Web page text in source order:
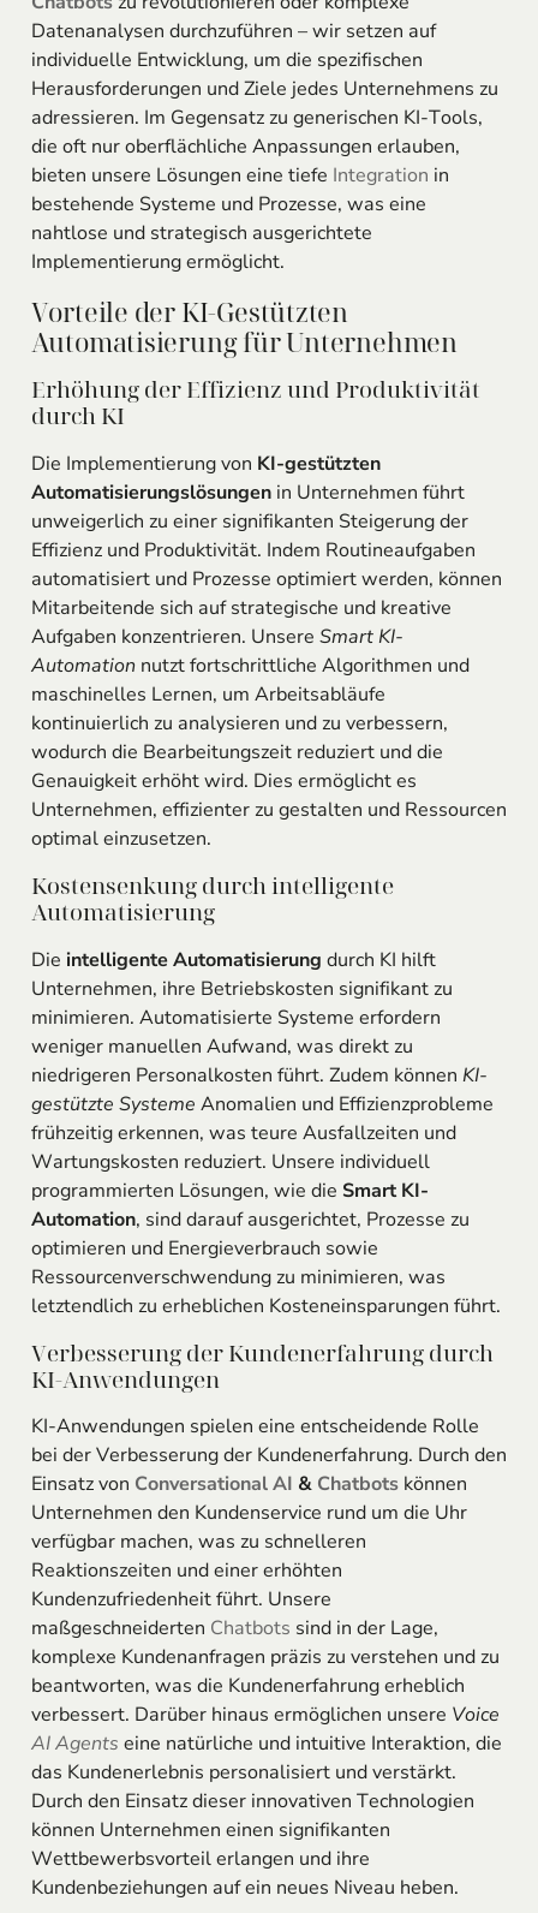
Datenanalysen durchzuführen – wir setzen auf
individuelle Entwicklung, um die spezifischen
Herausforderungen und Ziele jedes Unternehmens zu
adressieren. Im Gegensatz zu generischen KI-Tools,
die oft nur oberflächliche Anpassungen erlauben,
bieten unsere Lösungen eine tiefe Integration in
bestehende Systeme und Prozesse, was eine
nahtlose und strategisch ausgerichtete
Implementierung ermöglicht.
Vorteile der KI-Gestützten
Automatisierung für Unternehmen
Erhöhung der Effizienz und Produktivität
durch KI
Die Implementierung von KI-gestützten
Automatisierungslösungenin Unternehmen führt
unweigerlich zu einer signifikanten Steigerung der
Effizienz und Produktivität. Indem Routineaufgaben
automatisiert und Prozesse optimiert werden, können
Mitarbeitende sich auf strategische und kreative
Aufgaben konzentrieren. Unsere Smart KI-
Automationnutzt fortschrittliche Algorithmen und
maschinelles Lernen, um Arbeitsabläufe
kontinuierlich zu analysieren und zu verbessern,
wodurch die Bearbeitungszeit reduziert und die
Genauigkeit erhöht wird. Dies ermöglicht es
Unternehmen, effizienter zu gestalten und Ressourcen
optimal einzusetzen.
Kostensenkung durch intelligente
Automatisierung
Die intelligente Automatisierung durch KI hilft
Unternehmen, ihre Betriebskosten signifikant zu
minimieren. Automatisierte Systeme erfordern
weniger manuellen Aufwand, was direkt zu
niedrigeren Personalkosten führt. Zudem können KI-
gestützte Systeme Anomalien und Effizienzprobleme
frühzeitig erkennen, was teure Ausfallzeiten und
Wartungskosten reduziert. Unsere individuell
programmierten Lösungen, wie die Smart KI-
Automation, sind darauf ausgerichtet, Prozesse zu
optimieren und Energieverbrauch sowie
Ressourcenverschwendung zu minimieren, was
letztendlich zu erheblichen Kosteneinsparungen führt.
Verbesserung der Kundenerfahrung durch
KI-Anwendungen
KI-Anwendungen spielen eine entscheidende Rolle
bei der Verbesserung der Kundenerfahrung. Durch den
Einsatz von Conversational AI & Chatbotskönnen
Unternehmen den Kundenservice rund um die Uhr
verfügbar machen, was zu schnelleren
Reaktionszeiten und einer erhöhten
Kundenzufriedenheit führt. Unsere
maßgeschneiderten Chatbots sind in der Lage,
komplexe Kundenanfragen präzis zu verstehen und zu
beantworten, was die Kundenerfahrung erheblich
verbessert. Darüber hinaus ermöglichen unsere Voice
AI Agents eine natürliche und intuitive Interaktion, die
das Kundenerlebnis personalisiert und verstärkt.
Durch den Einsatz dieser innovativen Technologien
können Unternehmen einen signifikanten
Wettbewerbsvorteil erlangen und ihre
Kundenbeziehungen auf ein neues Niveau heben.